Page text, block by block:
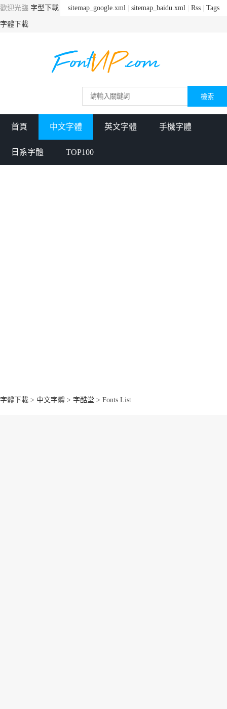
sitemap_google.xml sitemap_baidu.xml Rss Tags
歡迎光臨 字型下載
字體下載
首頁 中文字體 英文字體 手機字體
日系字體 TOP100
字體下載 > 中文字體 > 字酷堂 > Fonts List